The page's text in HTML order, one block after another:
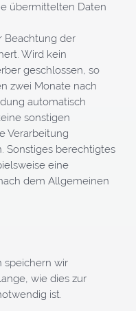
übermittelten Daten
Beachtung der
Wird kein
geschlossen, so
zwei Monate nach
automatisch
sonstigen
Verarbeitung
Sonstiges berechtigtes
eine
dem Allgemeinen
speichern wir
wie dies zur
ist.